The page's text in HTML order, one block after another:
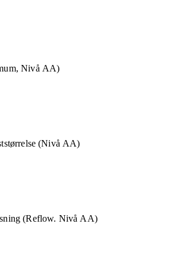
Nivå AA)
(Nivå AA)
(Reflow. Nivå AA)